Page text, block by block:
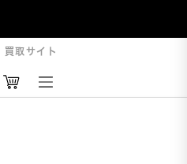
買取サイト